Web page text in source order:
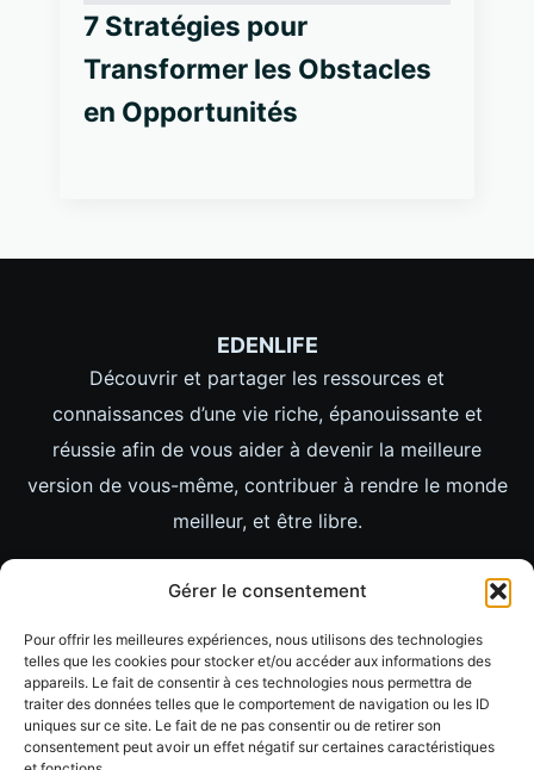
Gérer le consentement
Pour offrir les meilleures expériences, nous utilisons des technologies
telles que les cookies pour stocker et/ou accéder aux informations des
appareils. Le fait de consentir à ces technologies nous permettra de
traiter des données telles que le comportement de navigation ou les ID
uniques sur ce site. Le fait de ne pas consentir ou de retirer son
consentement peut avoir un effet négatif sur certaines caractéristiques
7 Stratégies pour
Transformer les Obstacles
en Opportunités
EDENLIFE
Découvrir et partager les ressources et
connaissances d’une vie riche, épanouissante et
réussie afin de vous aider à devenir la meilleure
version de vous-même, contribuer à rendre le monde
meilleur, et être libre.
LIFESTYLE
MINDSET
IMAGES